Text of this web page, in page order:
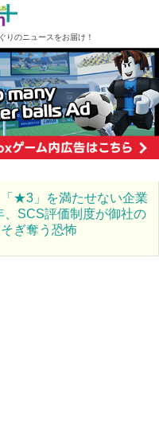
りのニュースをお届け！
「★3」を満たせない企業
、SCS評価制度が御社の
ぎ奪う恐怖